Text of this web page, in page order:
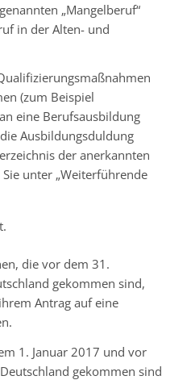
„Mangelberuf“
in der Alten- und
(zum Beispiel
eine Berufsausbildung
Ausbildungsduldung
der anerkannten
unter „Weiterführende
die vor dem 31.
gekommen sind,
Antrag auf eine
1. Januar 2017 und vor
gekommen sind